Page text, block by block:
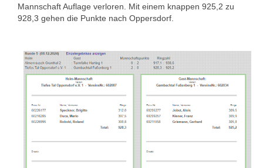
1. Mannschaft Auflage
Weitere Wettkämpfe
Termine
Galerie
FAQ
Mitglied werden
Mannschaft Auflage verloren. Mit einem knappen 925,2 zu
928,3 gehen die Punkte nach Oppersdorf.